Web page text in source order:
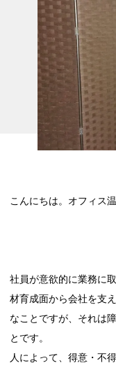
こんにちは。オフィス
社員が意欲的に業務に
材育成面から会社を支
なことですが、それは
とです。
人によって、得意・不